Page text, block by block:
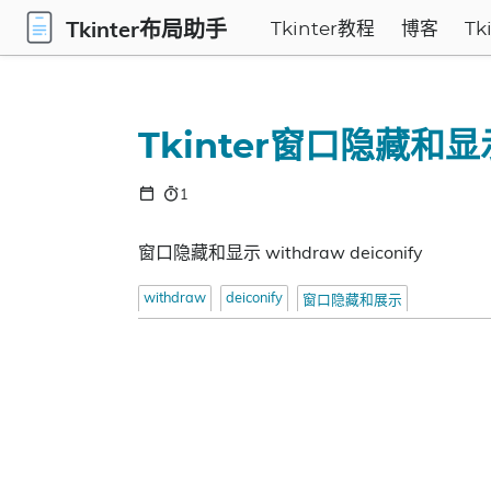
Tkinter布局助手 Tkinter教程 博客
Tkinter窗口隐藏和显
1
窗口隐藏和显示 withdraw deiconify
withdraw deiconify 窗口隐藏和展示